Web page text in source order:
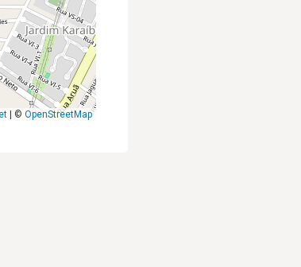
| © OpenStreetMap